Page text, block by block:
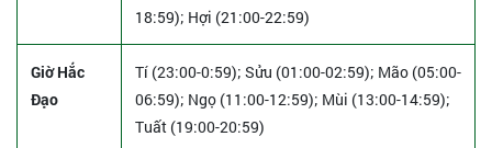
18:59); Hợi (21:00-22:59)
Giờ Hắc
Đạo
Tí (23:00-0:59); Sửu (01:00-02:59); Mão (05:00-
06:59); Ngọ (11:00-12:59); Mùi (13:00-14:59);
Tuất (19:00-20:59)